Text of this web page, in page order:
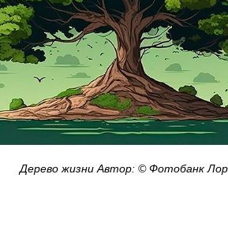
Дерево жизни Автор: © Фотобанк